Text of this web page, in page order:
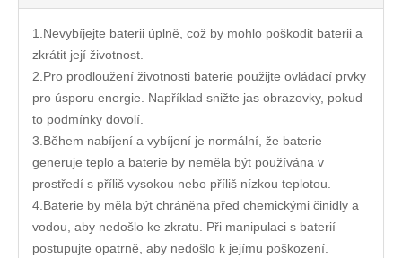
1.Nevybíjejte baterii úplně, což by mohlo poškodit baterii a
zkrátit její životnost.
2.Pro prodloužení životnosti baterie použijte ovládací prvky
pro úsporu energie. Například snižte jas obrazovky, pokud
to podmínky dovolí.
3.Během nabíjení a vybíjení je normální, že baterie
generuje teplo a baterie by neměla být používána v
prostředí s příliš vysokou nebo příliš nízkou teplotou.
4.Baterie by měla být chráněna před chemickými činidly a
vodou, aby nedošlo ke zkratu. Při manipulaci s baterií
postupujte opatrně, aby nedošlo k jejímu poškození.